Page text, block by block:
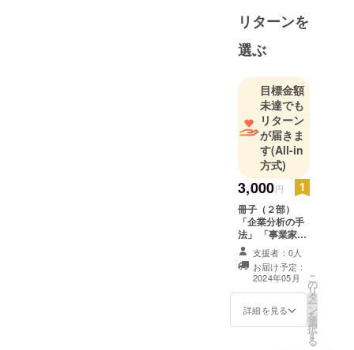
リターンを
選ぶ
目標金額
未達でも
リターン
が届きま
す(All-in
方式)
3,000円
冊子（２部）
「企業分析の手
法」 「事業家と
投資家の視点」
支援者：0人
お届け予定：
2024年05月
詳細を見る
こ
の
リ
タ
ー
ン
を
選
択
す
る